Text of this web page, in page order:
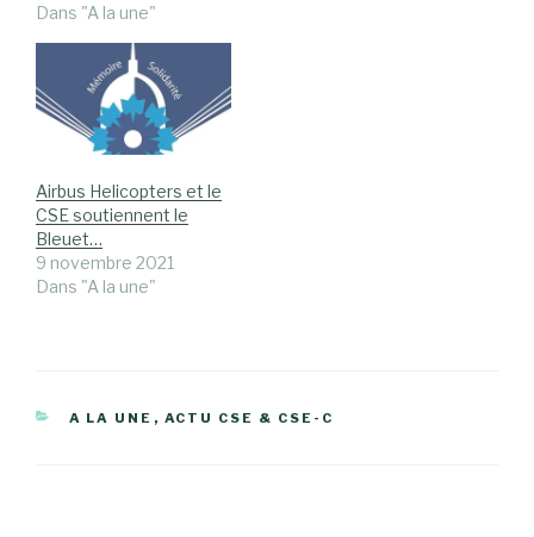
Dans "A la une"
Airbus Helicopters et le
CSE soutiennent le
Bleuet…
9 novembre 2021
Dans "A la une"
CATÉGORIES
A LA UNE , ACTU CSE & CSE-C